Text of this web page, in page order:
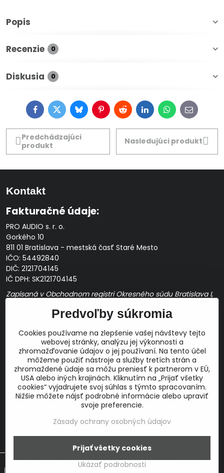
Popis
Recenzie 0
Diskusia 0
FacebookTwitterBlueskyPinterestRedditLinkedInWhatsApp
E-
mail
Predchádzajúci
produkt
Nasledujúci produkt
Kontakt
Fakturačné údaje:
PRO AUDIO s. r. o.
Gorkého 10
811 01 Bratislava - mestská časť Staré Mesto
IČO: 54492840
DIČ: 2121704145
IČ DPH: SK2121704145
Zapísaná v Obchodnom registri Okresného súdu Bratislava I,
Prevádzková doba: pracovné dni10:00 - 14:00
E-mail:
obchod@proaudio.sk
Bankové spojenie:
Slovenská sporiteľňa, a.s.
IBAN: SK48 0900 0000 0051 9050 9782
SWIFT: GIBASKBX
©2026Copyright
Predvoľby súkromiaZásady ochrany osobných údajov
Vytvorené pomocou:BiznisWeb.sk
Predvoľby súkromia
Cookies používame na zlepšenie vašej návštevy tejto
webovej stránky, analýzu jej výkonnosti a
zhromažďovanie údajov o jej používaní. Na tento účel
môžeme použiť nástroje a služby tretích strán a
zhromaždené údaje sa môžu preniesť k partnerom v EÚ,
USA alebo iných krajinách. Kliknutím na „Prijať všetky
cookies“ vyjadrujete svoj súhlas s týmto spracovaním.
Nižšie môžete nájsť podrobné informácie alebo upraviť
svoje preferencie.
Zásady ochrany osobných údajov
Ukázať podrobnosti
Prijať všetky cookies
Táto stránka používa cookies.Viac info